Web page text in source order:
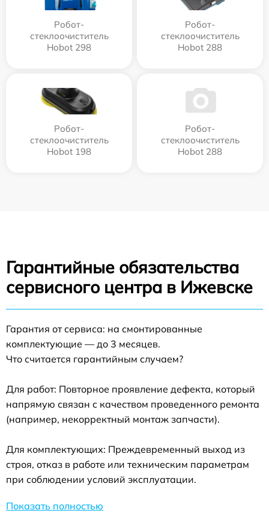
Робот-
стеклоочиститель
Hobot 298
Робот-
стеклоочиститель
Hobot 288
Робот-
стеклоочиститель
Hobot 198
Робот-
стеклоочиститель
Hobot 288
Гарантийные обязательства
сервисного центра в Ижевске
Гарантия от сервиса: на смонтированные
комплектующие — до 3 месяцев.
Что считается гарантийным случаем?
Для работ: Повторное проявление дефекта, который
напрямую связан с качеством проведенного ремонта
(например, некорректный монтаж запчасти).
Для комплектующих: Преждевременный выход из
строя, отказ в работе или техническим параметрам
при соблюдении условий эксплуатации.
Показать полностью